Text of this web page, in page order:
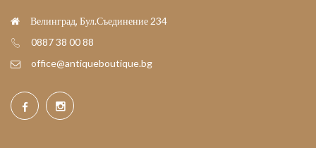
Велинград, Бул.Съединение 234
0887 38 00 88
office@antiqueboutique.bg